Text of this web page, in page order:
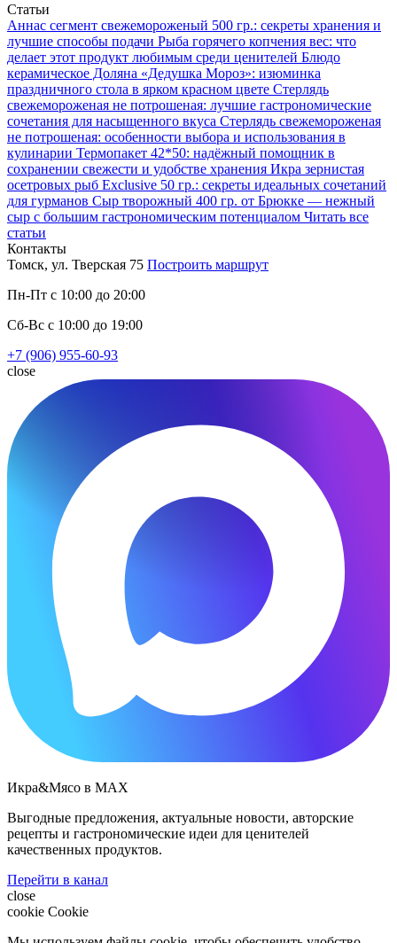
Статьи
Аннаc сегмент свежемороженый 500 гр.: секреты хранения и
лучшие способы подачи Рыба горячего копчения вес: что
делает этот продукт любимым среди ценителей Блюдо
керамическое Доляна «Дедушка Мороз»: изюминка
праздничного стола в ярком красном цвете Стерлядь
свежемороженая не потрошеная: лучшие гастрономические
сочетания для насыщенного вкуса Стерлядь свежемороженая
не потрошеная: особенности выбора и использования в
кулинарии Термопакет 42*50: надёжный помощник в
сохранении свежести и удобстве хранения Икра зернистая
осетровых рыб Exclusive 50 гр.: секреты идеальных сочетаний
для гурманов Сыр творожный 400 гр. от Брюкке — нежный
сыр с большим гастрономическим потенциалом Читать все
статьи
Контакты
Томск, ул. Тверская 75 Построить маршрут
Пн-Пт с 10:00 до 20:00
Сб-Вс с 10:00 до 19:00
+7 (906) 955-60-93
close
Икра&Мясо в МАХ
Выгодные предложения, актуальные новости, авторские
рецепты и гастрономические идеи для ценителей
качественных продуктов.
Перейти в канал
close
cookie Cookie